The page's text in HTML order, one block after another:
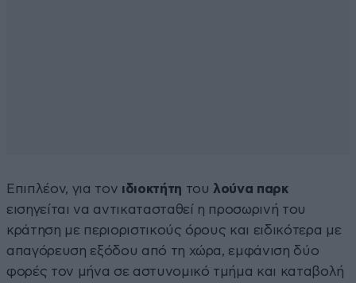
Επιπλέον, για τον ιδιοκτήτη του λούνα παρκ
εισηγείται να αντικατασταθεί η προσωρινή του
κράτηση με περιοριστικούς όρους και ειδικότερα με
απαγόρευση εξόδου από τη χώρα, εμφάνιση δύο
φορές τον μήνα σε αστυνομικό τμήμα και καταβολή